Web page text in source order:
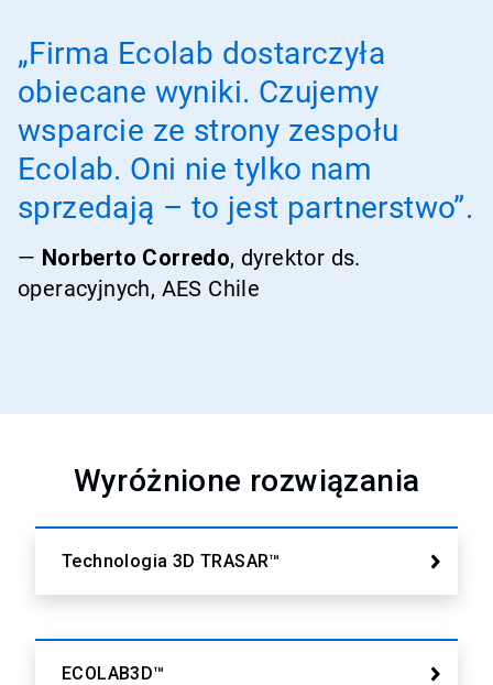
„Firma Ecolab dostarczyła
obiecane wyniki. Czujemy
wsparcie ze strony zespołu
Ecolab. Oni nie tylko nam
sprzedają – to jest partnerstwo”.
— Norberto Corredo, dyrektor ds.
operacyjnych, AES Chile
Wyróżnione rozwiązania
Technologia 3D TRASAR™
ECOLAB3D™